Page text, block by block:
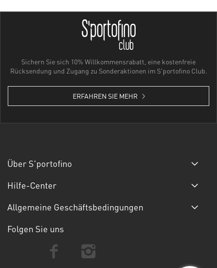
Sichern Sie sich 10% Willkommensrabatt, eine kostenfreie
Rücksendung und Zugang zu Sonderaktionen im S'portofino Club.
ERFAHREN SIE MEHR
Über S'portofino
Hilfe-Center
Allgemeine Geschäftsbedingungen
Folgen Sie uns